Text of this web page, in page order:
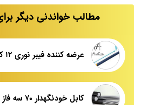
مطالب خواندنی دیگر
عرضه کننده فیبر نوری ۱۲ کور رفسنجان
کابل خودنگهدار ۷۰ سه فاز فروش عمده